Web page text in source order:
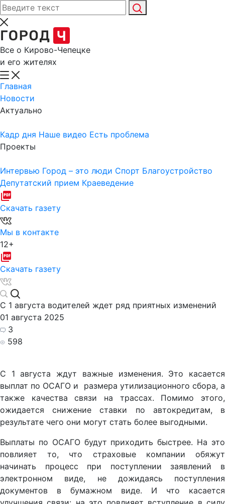
Все о Кирово-Чепецке
и его жителях
Главная
Новости
Актуально
Кадр дня Наше видео Есть проблема
Проекты
Интервью Город – это люди Спорт Благоустройство
Депутатский прием Краеведение
Скачать газету
Мы в контакте
12+
Скачать газету
С 1 августа водителей ждет ряд приятных изменений
01 августа 2025
3
598
С 1 августа ждут важные изменения. Это касается
выплат по ОСАГО и размера утилизационного сбора, а
также качества связи на трассах. Помимо этого,
ожидается снижение ставки по автокредитам, в
результате чего они могут стать более выгодными.
Выплаты по ОСАГО будут приходить быстрее. На это
повлияет то, что страховые компании обяжут
начинать процесс при поступлении заявлений в
электронном виде, не дожидаясь поступления
документов в бумажном виде. И что касается